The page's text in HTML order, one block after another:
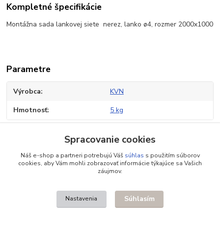
Kompletné špecifikácie
Montážna sada lankovej siete nerez, lanko ø4, rozmer 2000x1000
Parametre
Výrobca KVN
Hmotnosť 5 kg
Tovar zaradený v kategóriách
Zelená stena - dizajnové riešenia
Spracovanie cookies
Náš e-shop a partneri potrebujú Váš súhlas s použitím súborov
cookies, aby Vám mohli zobrazovať informácie týkajúce sa Vašich
záujmov.
Nastavenia Súhlasím